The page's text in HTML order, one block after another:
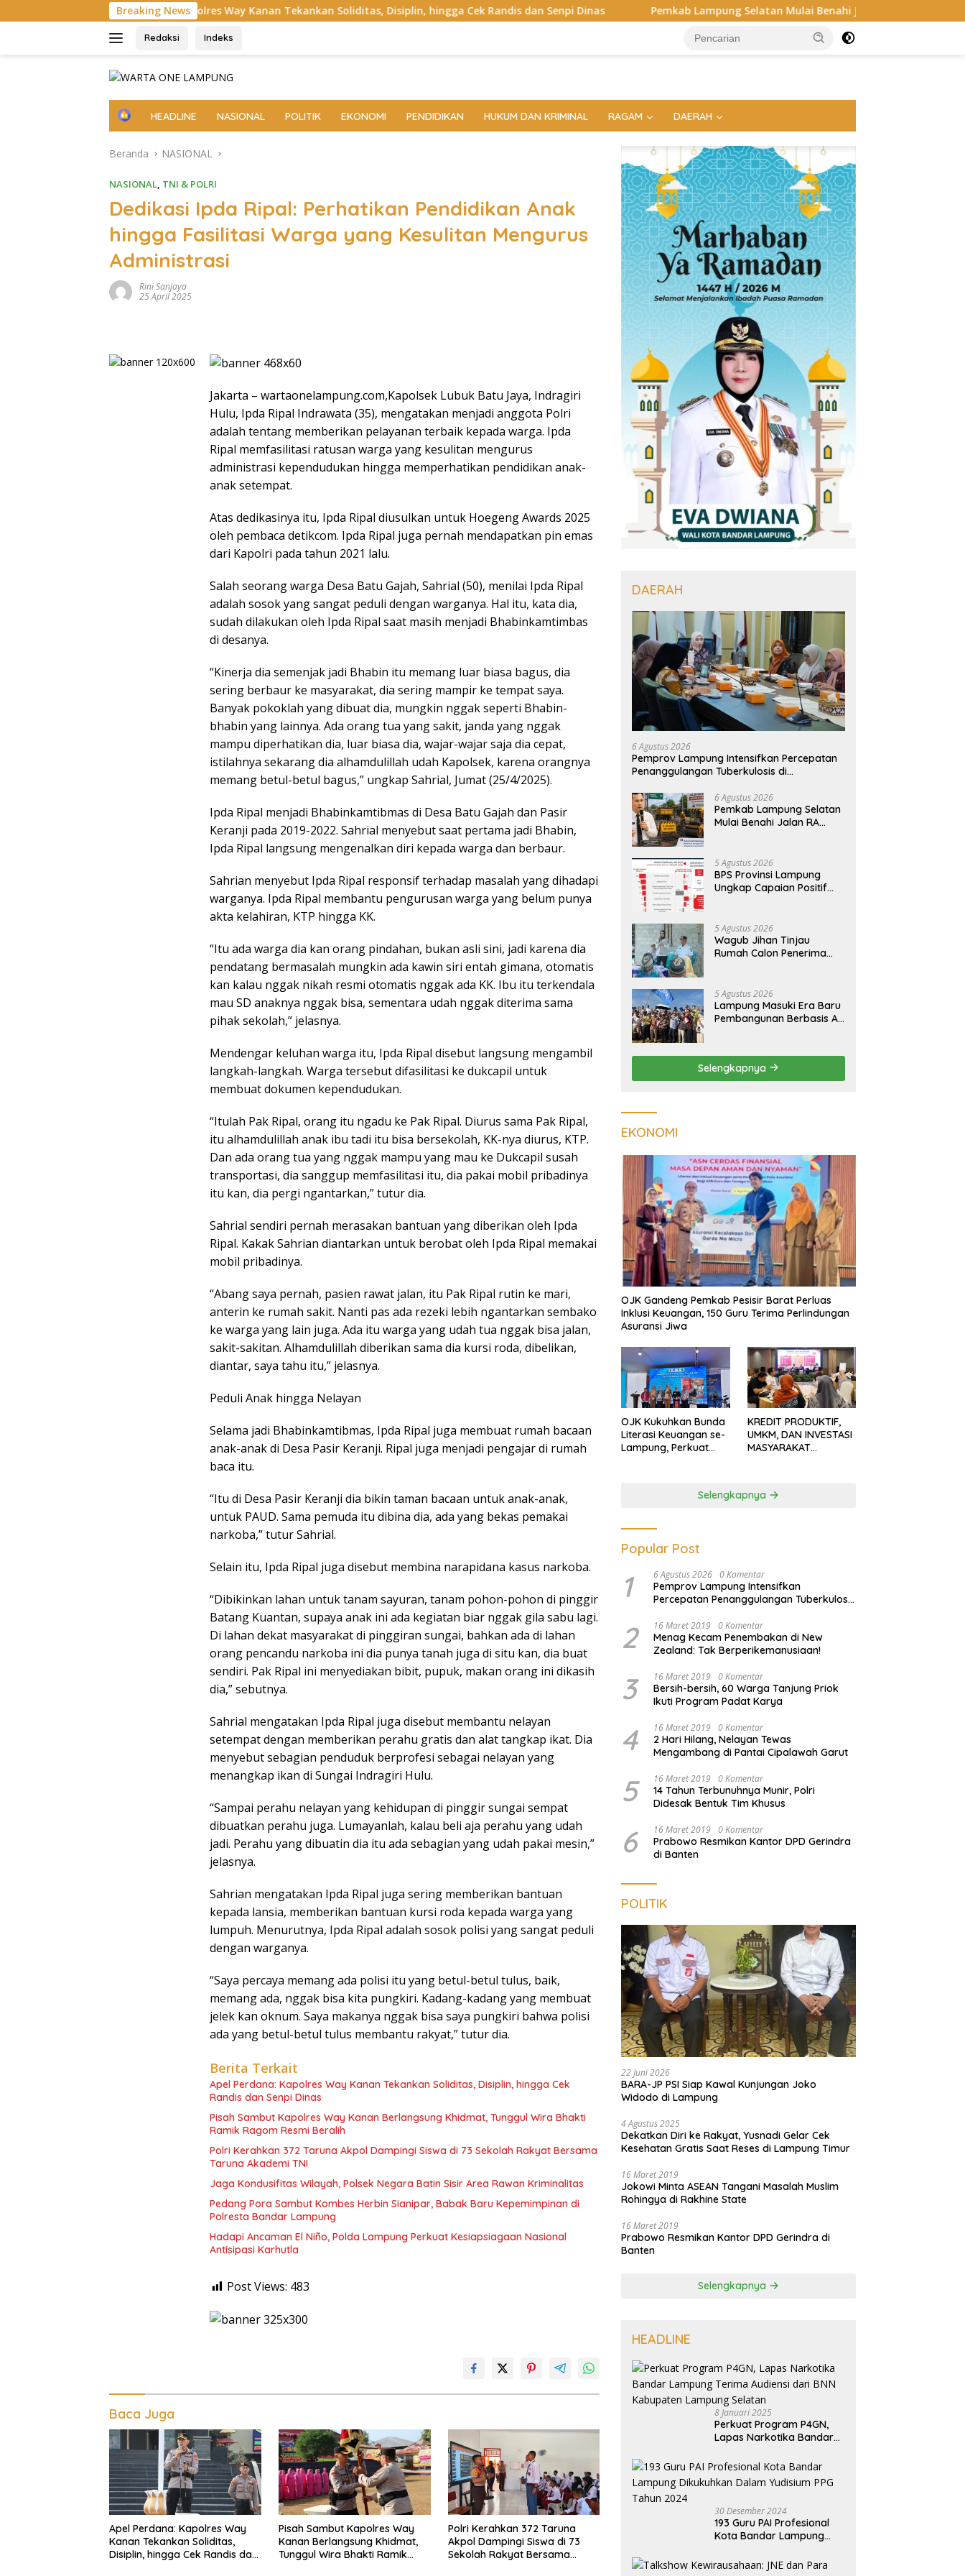
ke
Breaking News
Kapolres Way Kanan Tekankan Soliditas, Disiplin, hingga Cek Randis dan Senpi Dinas Pemkab Lampung Selatan Mulai Benahi Jalan RA Basyid, Ruas Strategis Jati Agung
Redaksi Indeks
H
e
HEADLINE NASIONAL POLITIK EKONOMI PENDIDIKAN HUKUM DAN KRIMINAL RAGAM DAERAH
Beranda NASIONAL
NASIONAL TNI & POLRI
Dedikasi Ipda Ripal: Perhatikan Pendidikan Anak
hingga Fasilitasi Warga yang Kesulitan Mengurus
Administrasi
Rini Sanjaya
25 April 2025
Jakarta – wartaonelampung.com,Kapolsek Lubuk Batu Jaya, Indragiri
Hulu, Ipda Ripal Indrawata (35), mengatakan menjadi anggota Polri
adalah tentang memberikan pelayanan terbaik kepada warga. Ipda
Ripal memfasilitasi ratusan warga yang kesulitan mengurus
administrasi kependudukan hingga memperhatikan pendidikan anak-
anak setempat.
Atas dedikasinya itu, Ipda Ripal diusulkan untuk Hoegeng Awards 2025
oleh pembaca detikcom. Ipda Ripal juga pernah mendapatkan pin emas
dari Kapolri pada tahun 2021 lalu.
Salah seorang warga Desa Batu Gajah, Sahrial (50), menilai Ipda Ripal
adalah sosok yang sangat peduli dengan warganya. Hal itu, kata dia,
sudah dilakukan oleh Ipda Ripal saat masih menjadi Bhabinkamtimbas
di desanya.
“Kinerja dia semenjak jadi Bhabin itu memang luar biasa bagus, dia
sering berbaur ke masyarakat, dia sering mampir ke tempat saya.
Banyak pokoklah yang dibuat dia, mungkin nggak seperti Bhabin-
bhabin yang lainnya. Ada orang tua yang sakit, janda yang nggak
mampu diperhatikan dia, luar biasa dia, wajar-wajar saja dia cepat,
istilahnya sekarang dia alhamdulillah udah Kapolsek, karena orangnya
memang betul-betul bagus,” ungkap Sahrial, Jumat (25/4/2025).
Ipda Ripal menjadi Bhabinkamtibmas di Desa Batu Gajah dan Pasir
Keranji pada 2019-2022. Sahrial menyebut saat pertama jadi Bhabin,
Ipda Ripal langsung mengenalkan diri kepada warga dan berbaur.
Sahrian menyebut Ipda Ripal responsif terhadap masalah yang dihadapi
warganya. Ipda Ripal membantu pengurusan warga yang belum punya
akta kelahiran, KTP hingga KK.
“Itu ada warga dia kan orang pindahan, bukan asli sini, jadi karena dia
pendatang bermasalah mungkin ada kawin siri entah gimana, otomatis
kan kalau nggak nikah resmi otomatis nggak ada KK. Ibu itu terkendala
mau SD anaknya nggak bisa, sementara udah nggak diterima sama
pihak sekolah,” jelasnya.
Mendengar keluhan warga itu, Ipda Ripal disebut langsung mengambil
langkah-langkah. Warga tersebut difasilitasi ke dukcapil untuk
membuat dokumen kependudukan.
“Itulah Pak Ripal, orang itu ngadu ke Pak Ripal. Diurus sama Pak Ripal,
itu alhamdulillah anak ibu tadi itu bisa bersekolah, KK-nya diurus, KTP.
Dan ada orang tua yang nggak mampu yang mau ke Dukcapil susah
transportasi, dia sanggup memfasilitasi itu, dia pakai mobil pribadinya
itu kan, dia pergi ngantarkan,” tutur dia.
Sahrial sendiri pernah merasakan bantuan yang diberikan oleh Ipda
Ripal. Kakak Sahrian diantarkan untuk berobat oleh Ipda Ripal memakai
mobil pribadinya.
“Abang saya pernah, pasien rawat jalan, itu Pak Ripal rutin ke mari,
anterin ke rumah sakit. Nanti pas ada rezeki lebih ngantarkan sembako
ke warga yang lain juga. Ada itu warga yang udah tua nggak bisa jalan,
sakit-sakitan. Alhamdulillah diberikan sama dia kursi roda, dibelikan,
diantar, saya tahu itu,” jelasnya.
Peduli Anak hingga Nelayan
Selama jadi Bhabinkamtibmas, Ipda Ripal juga membuat rumah bacaan
anak-anak di Desa Pasir Keranji. Ripal juga menjadi pengajar di rumah
baca itu.
“Itu di Desa Pasir Keranji dia bikin taman bacaan untuk anak-anak,
untuk PAUD. Sama pemuda itu dibina dia, ada yang bekas pemakai
narkoba,” tutur Sahrial.
Selain itu, Ipda Ripal juga disebut membina narapidana kasus narkoba.
“Dibikinkan lahan untuk tanam sayuran, tanam pohon-pohon di pinggir
Batang Kuantan, supaya anak ini ada kegiatan biar nggak gila sabu lagi.
Di lahan dekat masyarakat di pinggiran sungai, bahkan ada di lahan
orang pencandu narkoba ini dia punya tanah juga di situ kan, dia buat
sendiri. Pak Ripal ini menyediakan bibit, pupuk, makan orang ini dikasih
dia,” sebutnya.
Sahrial mengatakan Ipda Ripal juga disebut membantu nelayan
setempat dengan memberikan perahu gratis dan alat tangkap ikat. Dia
menyebut sebagian penduduk berprofesi sebagai nelayan yang
menangkap ikan di Sungai Indragiri Hulu.
“Sampai perahu nelayan yang kehidupan di pinggir sungai sempat
dibuatkan perahu juga. Lumayanlah, kalau beli aja perahu yang udah
jadi. Perahu yang dibuatin dia itu ada sebagian yang udah pakai mesin,”
jelasnya.
Sahrian mengatakan Ipda Ripal juga sering memberikan bantuan
kepada lansia, memberikan bantuan kursi roda kepada warga yang
lumpuh. Menurutnya, Ipda Ripal adalah sosok polisi yang sangat peduli
dengan warganya.
“Saya percaya memang ada polisi itu yang betul-betul tulus, baik,
memang ada, nggak bisa kita pungkiri. Kadang-kadang yang membuat
jelek kan oknum. Saya makanya nggak bisa saya pungkiri bahwa polisi
ada yang betul-betul tulus membantu rakyat,” tutur dia.
Berita Terkait
Apel Perdana: Kapolres Way Kanan Tekankan Soliditas, Disiplin, hingga Cek
Randis dan Senpi Dinas
Pisah Sambut Kapolres Way Kanan Berlangsung Khidmat, Tunggul Wira Bhakti
Ramik Ragom Resmi Beralih
Polri Kerahkan 372 Taruna Akpol Dampingi Siswa di 73 Sekolah Rakyat Bersama
Taruna Akademi TNI
Jaga Kondusifitas Wilayah, Polsek Negara Batin Sisir Area Rawan Kriminalitas
Pedang Pora Sambut Kombes Herbin Sianipar, Babak Baru Kepemimpinan di
Polresta Bandar Lampung
Hadapi Ancaman El Niño, Polda Lampung Perkuat Kesiapsiagaan Nasional
Antisipasi Karhutla
Post Views: 483
Baca Juga
Apel Perdana: Kapolres Way
Kanan Tekankan Soliditas,
Disiplin, hingga Cek Randis dan
Pisah Sambut Kapolres Way
Kanan Berlangsung Khidmat,
Tunggul Wira Bhakti Ramik
Polri Kerahkan 372 Taruna
Akpol Dampingi Siswa di 73
Sekolah Rakyat Bersama
DAERAH
6 Agustus 2026
Pemprov Lampung Intensifkan Percepatan
Penanggulangan Tuberkulosis di
6 Agustus 2026
Pemkab Lampung Selatan
Mulai Benahi Jalan RA
Demi Keselamatan
Pengguna Jalan
5 Agustus 2026
BPS Provinsi Lampung
Ungkap Capaian Positif
Ekonomi Terus Tumbuh
5 Agustus 2026
Wagub Jihan Tinjau
Rumah Calon Penerima
dan Serap Aspirasi
Masyarakat
5 Agustus 2026
Lampung Masuki Era Baru
Pembangunan Berbasis AI,
Mengorbit
Selengkapnya
EKONOMI
OJK Gandeng Pemkab Pesisir Barat Perluas
Inklusi Keuangan, 150 Guru Terima Perlindungan
Asuransi Jiwa
OJK Kukuhkan Bunda
Literasi Keuangan se-
Lampung, Perkuat
KREDIT PRODUKTIF,
UMKM, DAN INVESTASI
MASYARAKAT
Selengkapnya
Popular Post
1 6 Agustus 2026 0 Komentar
Pemprov Lampung Intensifkan
Percepatan Penanggulangan Tuberkulosis
2 16 Maret 2019 0 Komentar
Menag Kecam Penembakan di New
Zealand: Tak Berperikemanusiaan!
3 16 Maret 2019 0 Komentar
Bersih-bersih, 60 Warga Tanjung Priok
Ikuti Program Padat Karya
4 16 Maret 2019 0 Komentar
2 Hari Hilang, Nelayan Tewas
Mengambang di Pantai Cipalawah Garut
5 16 Maret 2019 0 Komentar
14 Tahun Terbunuhnya Munir, Polri
Didesak Bentuk Tim Khusus
6 16 Maret 2019 0 Komentar
Prabowo Resmikan Kantor DPD Gerindra
di Banten
POLITIK
22 Juni 2026
BARA-JP PSI Siap Kawal Kunjungan Joko
Widodo di Lampung
4 Agustus 2025
Dekatkan Diri ke Rakyat, Yusnadi Gelar Cek
Kesehatan Gratis Saat Reses di Lampung Timur
16 Maret 2019
Jokowi Minta ASEAN Tangani Masalah Muslim
Rohingya di Rakhine State
16 Maret 2019
Prabowo Resmikan Kantor DPD Gerindra di
Banten
Selengkapnya
HEADLINE
8 Januari 2025
Perkuat Program P4GN,
Lapas Narkotika Bandar
dari BNN Kabupaten
Lampung Selatan
30 Desember 2024
193 Guru PAI Profesional
Kota Bandar Lampung
Yudisium PPG Tahun 2024